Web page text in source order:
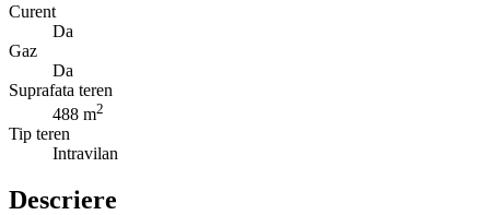
Curent
Da
Gaz
Da
Suprafata teren
488 m2
Tip teren
Intravilan
Descriere